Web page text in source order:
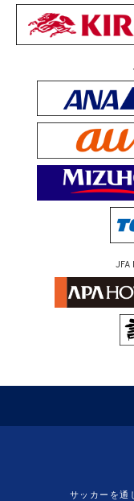
JFA
（ページの先頭へ）
サッカーを通